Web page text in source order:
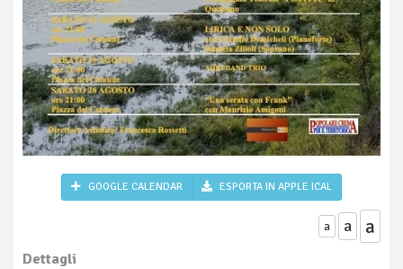
GOOGLE CALENDAR ESPORTA IN APPLE ICAL
a a a
Dettagli